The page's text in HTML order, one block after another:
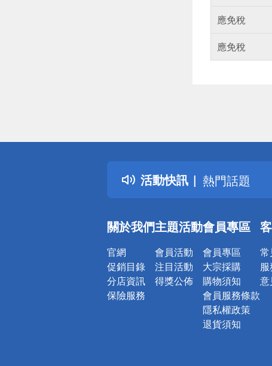
應免稅
應免稅
活動快訊
詐騙網頁！
得獎公告
熱門話題
銀行優惠
詐騙網頁！
關於我們
官網
促銷目錄
分店資訊
保險服務
主題活動
會員活動
注目活動
得獎公佈
會員專區
會員專區
大宗採購
購物須知
會員服務條款
隱私權政策
退貨須知
常
意